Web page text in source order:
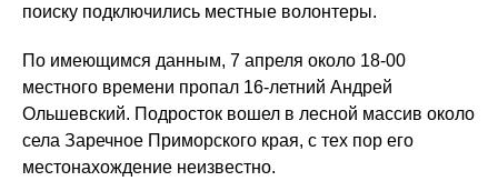
поиску подключились местные волонтеры.
По имеющимся данным, 7 апреля около 18-00
местного времени пропал 16-летний Андрей
Ольшевский. Подросток вошел в лесной массив около
села Заречное Приморского края, с тех пор его
местонахождение неизвестно.